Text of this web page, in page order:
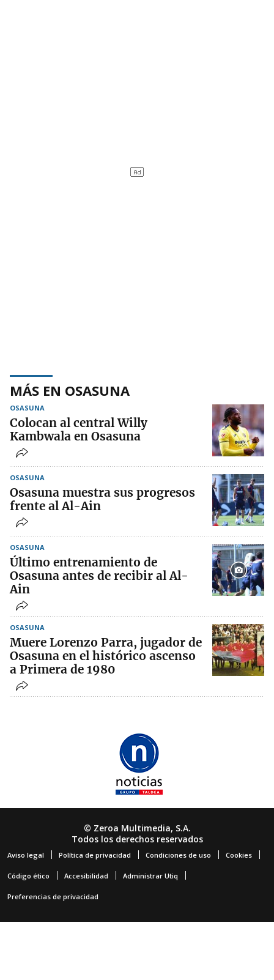
MÁS EN OSASUNA
OSASUNA
Colocan al central Willy
Kambwala en Osasuna
OSASUNA
Osasuna muestra sus progresos
frente al Al-Ain
OSASUNA
Último entrenamiento de
Osasuna antes de recibir al Al-
Ain
OSASUNA
Muere Lorenzo Parra, jugador de
Osasuna en el histórico ascenso
a Primera de 1980
© Zeroa Multimedia, S.A.
Todos los derechos reservados
Aviso legal Política de privacidad Condiciones de uso Cookies
Código ético Accesibilidad Administrar Utiq
Preferencias de privacidad